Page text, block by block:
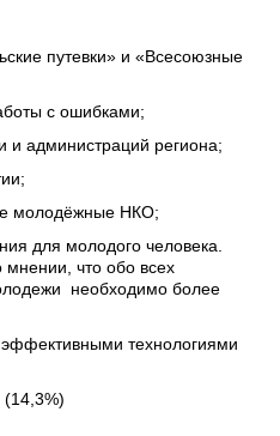
путевки» и «Всесоюзные
с ошибками;
администраций региона;
молодёжные НКО;
для молодого человека.
что обо всех
необходимо более
технологиями